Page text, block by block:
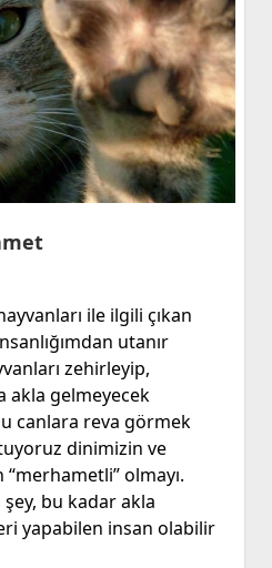
ile ilgili çıkan
utanır
zehirleyip,
akla gelmeyecek
canlara reva görmek
dinimizin ve
“merhametli” olmayı.
şey, bu kadar akla
yapabilen insan olabilir